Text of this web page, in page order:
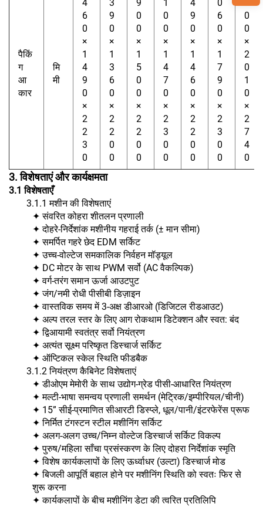
पैकिं
ग
आ
कार
मि
मी
4
6
0
×
1
4
9
0
×
2
2
3
0
3
9
0
×
1
3
6
0
×
2
2
0
0
9
0
0
×
1
5
0
0
×
2
2
0
0
1
0
0
×
1
4
7
0
×
2
3
0
0
4
9
0
×
1
4
6
0
×
2
2
0
0
0
6
0
×
1
7
9
0
×
2
3
0
0
0
0
×
2
0
1
0
×
2
7
4
0
3. विशेषताएं और कार्यक्षमता
3.1 विशेषताएँ
3.1.1 मशीन की विशेषताएं
✦ संवरित कोहरा शीतलन प्रणाली
✦ दोहरे-निर्देशांक मशीनीय गहराई तर्क (± मान सीमा)
✦ समर्पित गहरे छेद EDM सर्किट
✦ उच्च-वोल्टेज समकालिक निर्वहन मॉड्यूल
✦ DC मोटर के साथ PWM सर्वो (AC वैकल्पिक)
✦ वर्ग-तरंग समान ऊर्जा आउटपुट
✦ जंग/नमी रोधी पीसीबी डिज़ाइन
✦ वास्तविक समय में 3-अक्ष डीआरओ (डिजिटल रीडआउट)
✦ अल्प तरल स्तर के लिए आग रोकथाम डिटेक्शन और स्वत: बंद
✦ द्विआयामी स्वतंत्र सर्वो नियंत्रण
✦ अत्यंत सूक्ष्म परिष्कृत डिस्चार्ज सर्किट
✦ ऑप्टिकल स्केल स्थिति फीडबैक
3.1.2 नियंत्रण कैबिनेट विशेषताएं
✦ डीओएम मेमोरी के साथ उद्योग-ग्रेड पीसी-आधारित नियंत्रण
✦ मल्टी-भाषा समन्वय प्रणाली समर्थन (मेट्रिक/इम्पीरियल/चीनी)
✦ 15” सीई-प्रमाणित सीआरटी डिस्प्ले, धूल/पानी/इंटरफेरेंस प्रूफ
✦ निर्मित टंगस्टन स्टील मशीनिंग सर्किट
✦ अलग-अलग उच्च/निम्न वोल्टेज डिस्चार्ज सर्किट विकल्प
✦ पुरुष/महिला साँचा प्रसंस्करण के लिए दोहरा निर्देशांक स्मृति
✦ विशेष कार्यकलापों के लिए ऊर्ध्वाधर (उल्टा) डिस्चार्ज मोड
✦ बिजली आपूर्ति बहाल होने पर मशीनिंग स्थिति को स्वतः फिर से
शुरू करना
✦ कार्यकलापों के बीच मशीनिंग डेटा की त्वरित प्रतिलिपि